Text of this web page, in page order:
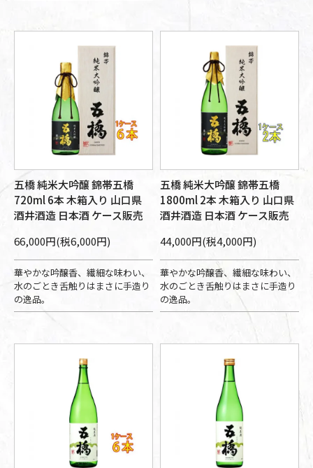
五橋 純米大吟醸 錦帯五橋
720ml 6本 木箱入り 山口県
酒井酒造 日本酒 ケース販売
66,000円(税6,000円)
華やかな吟醸香、繊細な味わい、
水のごとき舌触りはまさに手造り
の逸品。
五橋 純米大吟醸 錦帯五橋
1800ml 2本 木箱入り 山口県
酒井酒造 日本酒 ケース販売
44,000円(税4,000円)
華やかな吟醸香、繊細な味わい、
水のごとき舌触りはまさに手造り
の逸品。